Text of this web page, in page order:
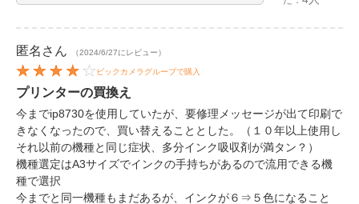
匿名 さん （2024/6/27にレビュー）
ビックカメラグループで購入
プリンターの買換え
今までip8730を使用していたが、要修理メッセージが出て印刷で
きなくなったので、買い替えることとした。（１０年以上使用し
それ以前の機種と同じ症状、多分インク吸収剤が満タン？）
機種選定はA3サイズでインクの手持ちがあるので流用できる機
種で選択
今までと同一機種もまだあるが、インクが６⇒５色になること